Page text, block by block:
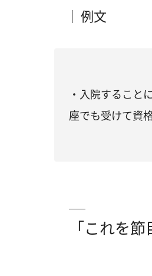
例文
・入院すること
座でも受けて資
「これを節